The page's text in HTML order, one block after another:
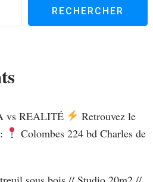
RECHERCHER
vs REALITÉ
Retrouvez le
Colombes 224 bd Charles de